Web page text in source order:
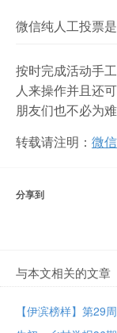
微信纯人工投票
按时完成活动手
人来操作并且还
朋友们也不必为
转载请注明： 微
分享到
与本文相关的文章
【伊滨榜样】第29